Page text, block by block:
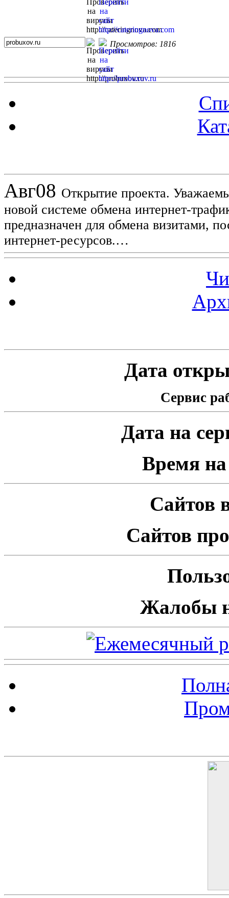
Просмотров: 1816
Авг08 Открытие проекта.
новой системе обмена интернет-
предназначен для обмена визитами,
интернет-ресурсов.…
Дата
Сервис
Дата на
Время на
Сайтов
Сайтов
Жалобы